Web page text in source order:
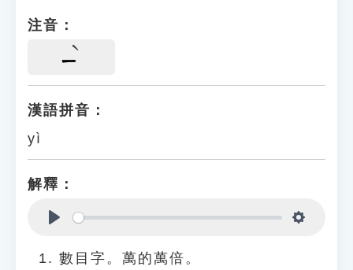
注音：
ㄧ
漢語拼音：
yì
解釋：
數目字。萬的萬倍。